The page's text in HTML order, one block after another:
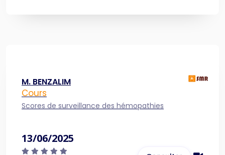
M. BENZALIM
Cours
Scores de surveillance des hémopathies
13/06/2025